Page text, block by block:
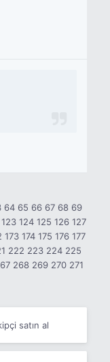
64 65 66 67 68 69
123 124 125 126 127
173 174 175 176 177
222 223 224 225
268 269 270 271
satın al